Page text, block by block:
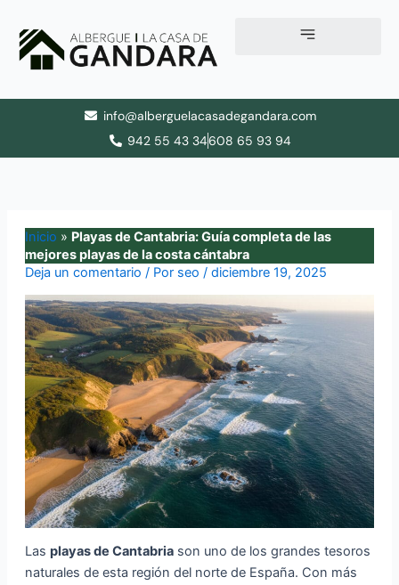
contenido
info@alberguelacasadegandara.com
942 55 43 34608 65 93 94
Inicio » Playas de Cantabria: Guía completa de las
mejores playas de la costa cántabra
Deja un comentario / Por seo / diciembre 19, 2025
Las playas de Cantabriason uno de los grandes tesoros
naturales de esta región del norte de España. Con más